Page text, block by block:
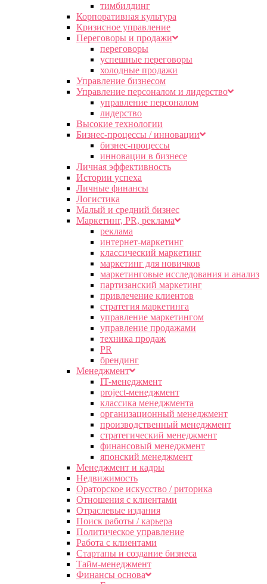
тимбилдинг
Корпоративная культура
Кризисное управление
Переговоры и продажи
переговоры
успешные переговоры
холодные продажи
Управление бизнесом
Управление персоналом и лидерство
управление персоналом
лидерство
Высокие технологии
Бизнес-процессы / инновации
бизнес-процессы
инновации в бизнесе
Личная эффективность
Истории успеха
Личные финансы
Логистика
Малый и средний бизнес
Маркетинг, PR, реклама
реклама
интернет-маркетинг
классический маркетинг
маркетинг для новичков
маркетинговые исследования и анализ
партизанский маркетинг
привлечение клиентов
стратегия маркетинга
управление маркетингом
управление продажами
техника продаж
PR
брендинг
Менеджмент
IT-менеджмент
project-менеджмент
классика менеджмента
организационный менеджмент
производственный менеджмент
стратегический менеджмент
финансовый менеджмент
японский менеджмент
Менеджмент и кадры
Недвижимость
Ораторское искусство / риторика
Отношения с клиентами
Отраслевые издания
Поиск работы / карьера
Политическое управление
Работа с клиентами
Стартапы и создание бизнеса
Тайм-менеджмент
Финансы основа